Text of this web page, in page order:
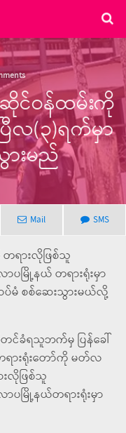
င်ဝန်ထမ်းကို
လ(၃)ရက်မှာ
းမည်
Mail SMS
ားလိုဖြစ်သူ
ပမြို့နယ် တရားရုံးမှာ
မံ စစ်ဆေးသွားမယ်လို့
င်ခံရသူဘက်မှ ပြန်ခေါ်
ရားရုံးတော်ကို မတ်လ
လိုဖြစ်သူ
ပမြို့နယ်တရားရုံးမှာ